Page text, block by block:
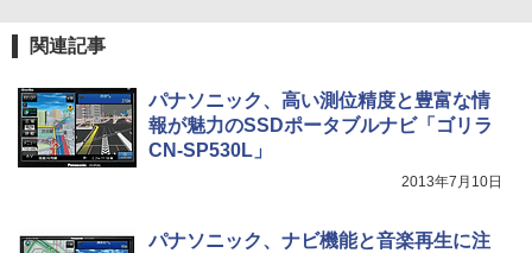
関連記事
パナソニック、高い測位精度と豊富な情
報が魅力のSSDポータブルナビ「ゴリラ
CN-SP530L」
2013年7月10日
パナソニック、ナビ機能と音楽再生に注